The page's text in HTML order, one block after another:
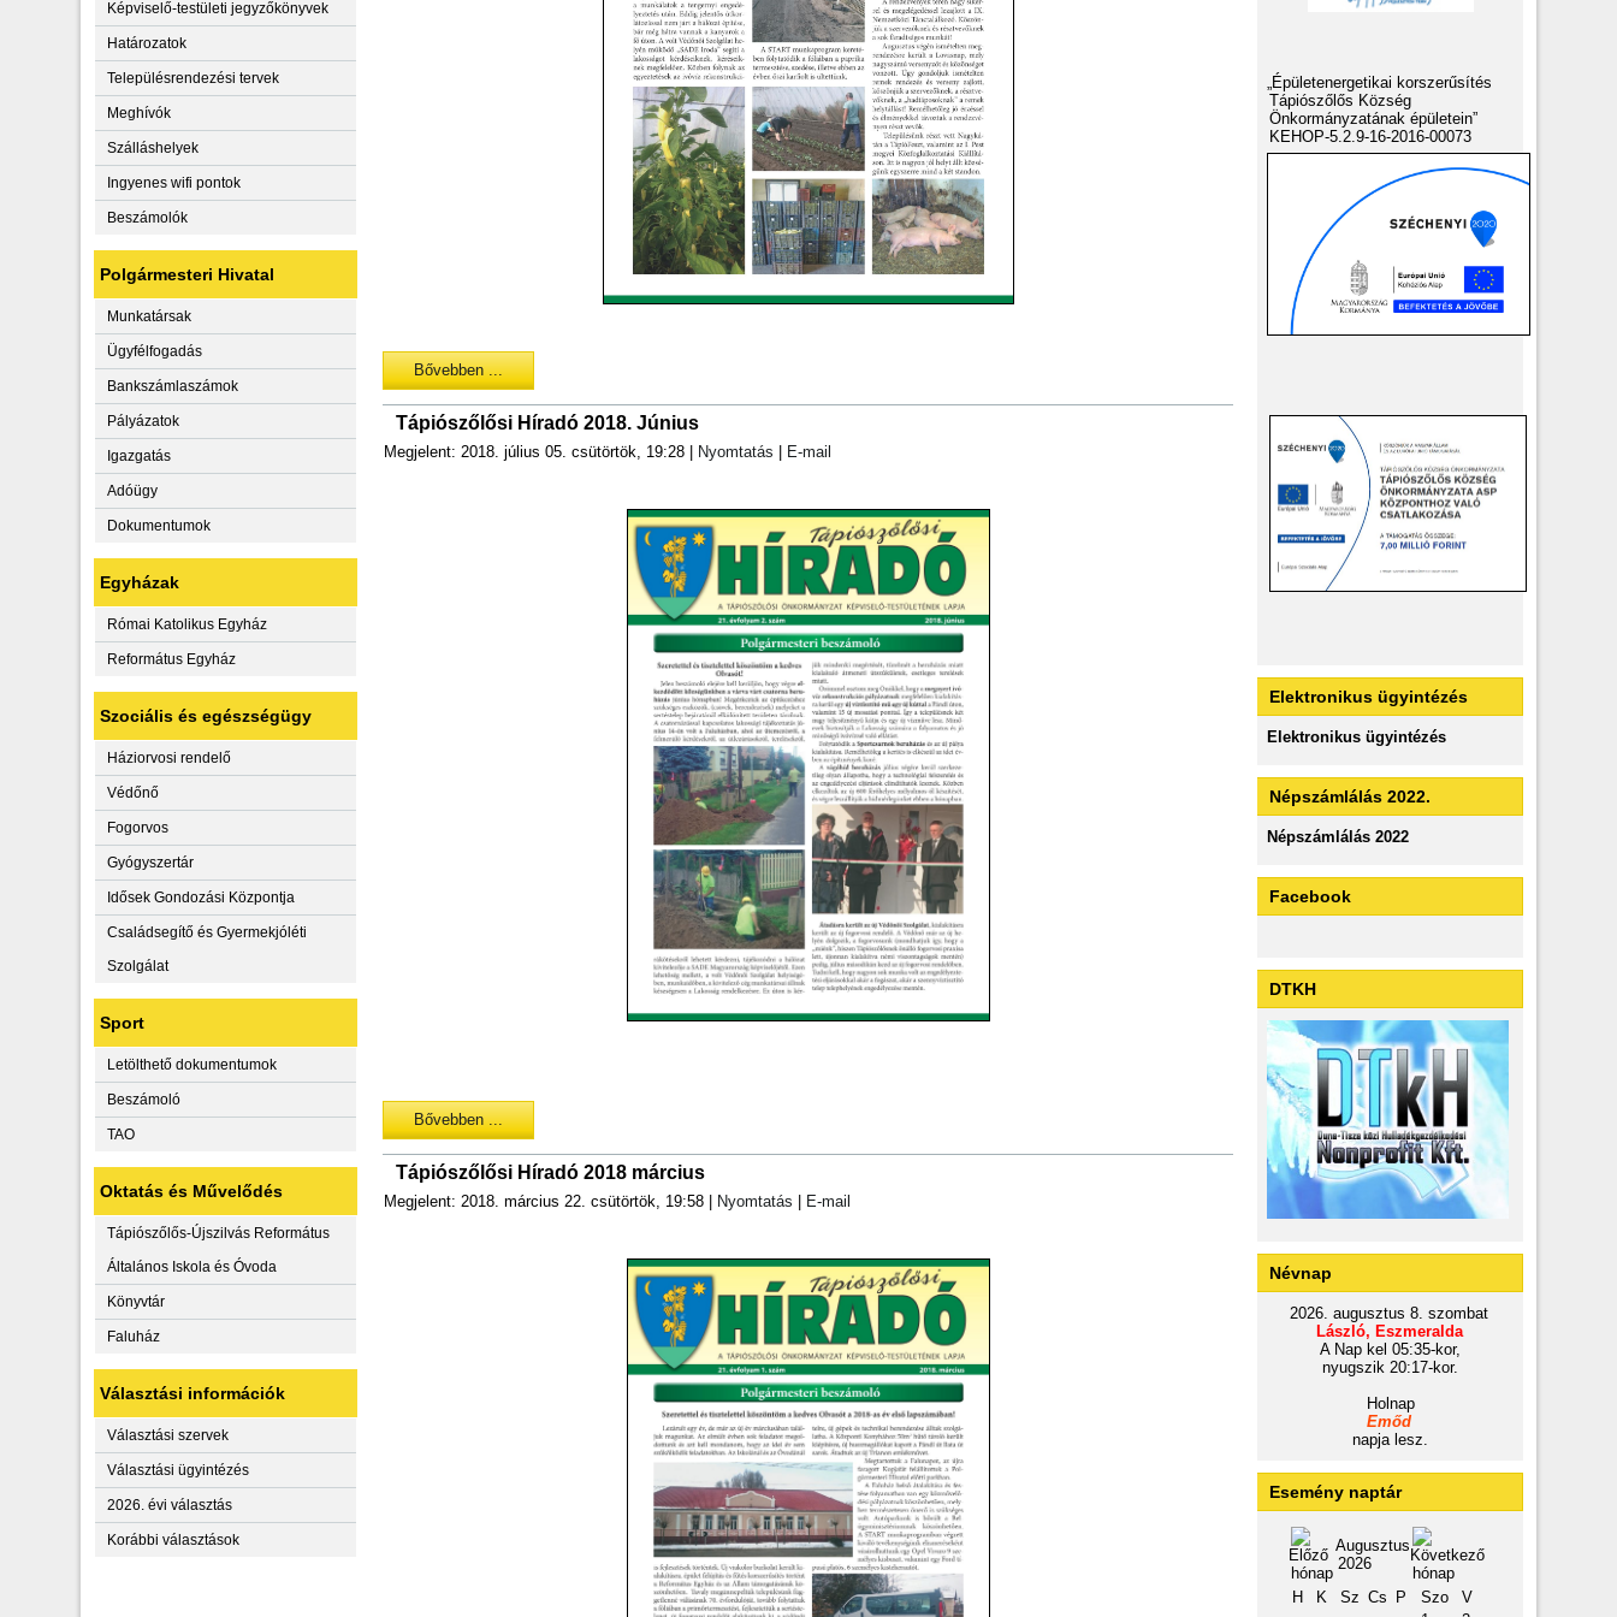
Képviselő-testületi jegyzőkönyvek
Határozatok
Településrendezési tervek
Meghívók
Szálláshelyek
Ingyenes wifi pontok
Beszámolók
Polgármesteri Hivatal
Munkatársak
Ügyfélfogadás
Bankszámlaszámok
Pályázatok
Igazgatás
Adóügy
Dokumentumok
Egyházak
Római Katolikus Egyház
Református Egyház
Szociális és egészségügy
Háziorvosi rendelő
Védőnő
Fogorvos
Gyógyszertár
Idősek Gondozási Központja
Családsegítő és Gyermekjóléti
Szolgálat
Sport
Letölthető dokumentumok
Beszámoló
TAO
Oktatás és Művelődés
Tápiószőlős-Újszilvás Református
Általános Iskola és Óvoda
Könyvtár
Faluház
Választási információk
Választási szervek
Választási ügyintézés
2026. évi választás
Korábbi választások
Bővebben ...
Tápiószőlősi Híradó 2018. Június
Megjelent: 2018. július 05. csütörtök, 19:28 Nyomtatás E-mail
Bővebben ...
Tápiószőlősi Híradó 2018 március
Megjelent: 2018. március 22. csütörtök, 19:58 Nyomtatás E-mail
„Épületenergetikai korszerűsítés
Tápiószőlős Község
Önkormányzatának épületein”
KEHOP-5.2.9-16-2016-00073
Elektronikus ügyintézés
Elektronikus ügyintézés
Népszámlálás 2022.
Népszámlálás 2022
Facebook
DTKH
Névnap
2026. augusztus 8. szombat
László, Eszmeralda
A Nap kel 05:35-kor,
nyugszik 20:17-kor.
Holnap
Emőd
napja lesz.
Esemény naptár
Augusztus
2026
H
K Sz Cs P Szo
V